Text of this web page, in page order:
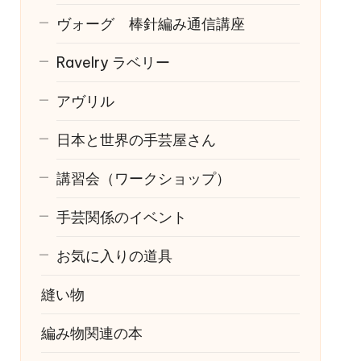
ヴォーグ 棒針編み通信講座
Ravelry ラベリー
アヴリル
日本と世界の手芸屋さん
講習会（ワークショップ）
手芸関係のイベント
お気に入りの道具
縫い物
編み物関連の本